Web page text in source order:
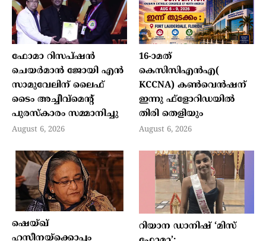
ഫോമാ റിസപ്ഷന്‍
ചെയര്‍മാന്‍ ജോയി എന്‍
സാമുവേലിന് ലൈഫ്
ടൈം അച്ചീവ്‌മെന്റ്
പുരസ്‌കാരം സമ്മാനിച്ചു
August 6, 2026
16-ാമത്
കെസിസിഎന്‍എ(
KCCNA) കണ്‍വെന്‍ഷന്
ഇന്നു ഫ്‌ളോറിഡയില്‍
തിരി തെളിയും
August 6, 2026
ഷെയ്ഖ്
ഹസീനയ്‌ക്കൊപ്പം
റിയാന ഡാനിഷ് ‘മിസ്